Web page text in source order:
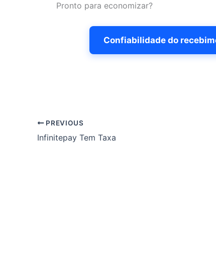
Pronto para economizar?
Confiabilidade do
PREVIOUS
Infinitepay Tem Taxa